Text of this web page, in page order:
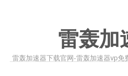
雷轰加
雷轰加速器下载官网-雷轰加速器vp免